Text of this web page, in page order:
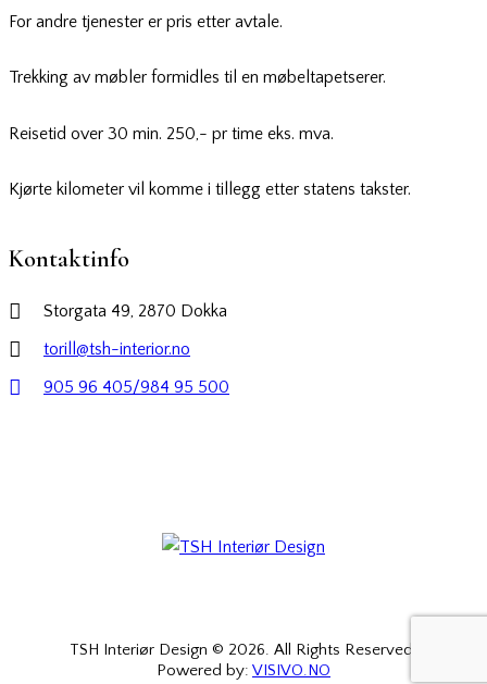
For andre tjenester er pris etter avtale.
Trekking av møbler formidles til en møbeltapetserer.
Reisetid over 30 min. 250,- pr time eks. mva.
Kjørte kilometer vil komme i tillegg etter statens takster.
Kontaktinfo
Storgata 49, 2870 Dokka
torill@tsh-interior.no
905 96 405/984 95 500
TSH Interiør Design © 2026. All Rights Reserved.
Powered by: VISIVO.NO